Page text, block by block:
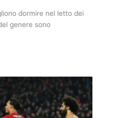
dormire nel letto dei
genere sono